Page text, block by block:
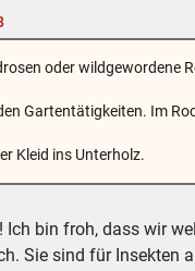
oder wildgewordene
Gartentätigkeiten. Im
Kleid ins Unterholz.
bin froh, dass wir
Sie sind für